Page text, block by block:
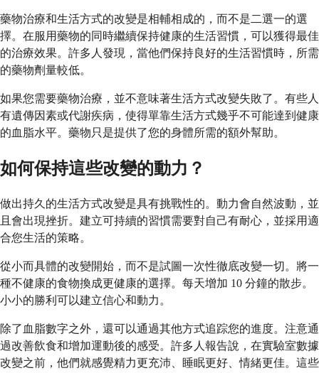
藥物治療和生活方式的改變是相輔相成的，而不是二選一的選
擇。在服用藥物的同時繼續保持健康的生活習慣，可以獲得最佳
的治療效果。許多人發現，當他們保持良好的生活習慣時，所需
的藥物劑量較低。
如果您需要藥物治療，並不意味著生活方式改變失敗了。有些人
有遺傳因素或代謝疾病，使得單靠生活方式幾乎不可能達到健康
的血脂水平。藥物只是提供了您的身體所需的額外幫助。
如何保持這些改變的動力？
做出持久的生活方式改變是具有挑戰性的。動力會自然波動，並
且會出現挫折。建立可持續的習慣需要對自己有耐心，並採用適
合您生活的策略。
從小而具體的改變開始，而不是試圖一次性徹底改變一切。將一
種不健康的食物換成更健康的選擇。每天增加 10 分鐘的散步。
小小的勝利可以建立信心和動力。
除了血脂數字之外，還可以通過其他方式追踪您的進度。注意通
過改善飲食和增加運動後的感受。許多人報告說，在實驗室數據
改變之前，他們就感覺精力更充沛、睡眠更好、情緒更佳。這些